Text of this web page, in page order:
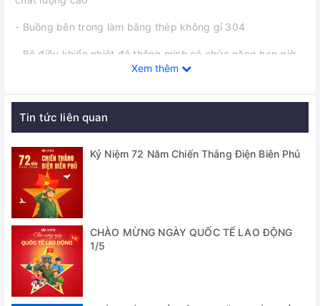
- Buồng bên trong làm bằng thép không gỉ 304
- Bộ điều khiển nhiệt độ thông minh có chức năng hẹn giờ,
chỉ báo cảnh báo quá nhiệt, hiệu chỉnh độ lệch nhiệt độ, tự
tránh tình trạng máy quá nhiệt)
- Cửa quan sát bằng kính cường lực 2 lớp dễ theo dõi bên
trong buồng
- Gioăng silicon có thể sử dụng ở nhiệt độ cao trong thời
gian dài
- Được trang bị công tắc điều khiển quạt, có thể lựa chọn
điều chỉnh thủ công hoặc tự động
- Nhiệt độ tăng nhanh, tủ sấy đối lưu cưỡng bức
- Bảo vệ an toàn khi nhiệt độ vượt quá mức giới hạn, máy
Xem thêm
Tin tức liên quan
Kỷ Niệm 72 Năm Chiến Thắng Điện Biên Phủ
CHÀO MỪNG NGÀY QUỐC TẾ LAO ĐỘNG
1/5